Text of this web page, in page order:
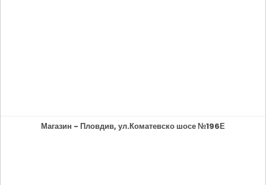
Магазин - Пловдив, ул.Коматевско шосе №196Е